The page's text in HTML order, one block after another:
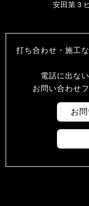
安田第３
打ち合わせ・施工
電話に出な
お問い合わせ
お